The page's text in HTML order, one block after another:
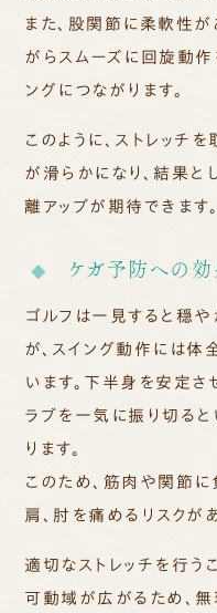
また、 股関節に柔軟性が
がらスムーズに回旋動作
ングにつながります。
このように、ストレッチ
が滑らかになり、結果と
離アップが期待できます。
ケガ予防への効
ゴルフは一見すると穏
が、スイング動作には
います。 下半身を安定さ
ラブを一気に振り切る
ります。
このため、筋肉や関節に
肩、肘を痛めるリスクがあ
適切なストレッチを行う
可動域が広がるため、